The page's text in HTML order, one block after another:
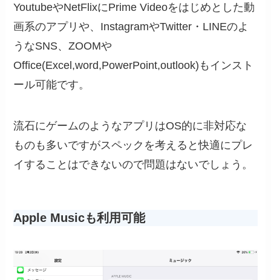
YoutubeやNetFlixにPrime Videoをはじめとした動
画系のアプリや、InstagramやTwitter・LINEのよ
うなSNS、ZOOMや
Office(Excel,word,PowerPoint,outlook)もインスト
ール可能です。
流石にゲームのようなアプリはOS的に非対応な
ものも多いですがスペックを考えると快適にプレ
イすることはできないので問題はないでしょう。
Apple Musicも利用可能